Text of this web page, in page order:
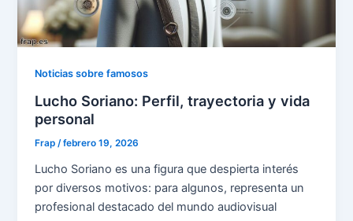
Noticias sobre famosos
Lucho Soriano: Perfil, trayectoria y vida
personal
Frap/febrero 19, 2026
Lucho Soriano es una figura que despierta interés
por diversos motivos: para algunos, representa un
profesional destacado del mundo audiovisual